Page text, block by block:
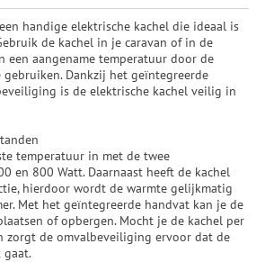
handige elektrische kachel die ideaal is
de kachel in je caravan of in de
een aangename temperatuur door de
Dankzij het geïntegreerde
is de elektrische kachel veilig in
temperatuur in met de twee
en 800 Watt. Daarnaast heeft de kachel
hierdoor wordt de warmte gelijkmatig
Met het geïntegreerde handvat kan je de
of opbergen. Mocht je de kachel per
zorgt de omvalbeveiliging ervoor dat de
gaat.